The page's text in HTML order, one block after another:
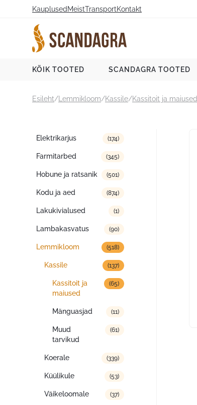
Kauplused MeistTransportKontakt
KÕIK TOOTED SCANDAGRA TOOTED
Esileht/ Lemmikloom/Kassile/Kassitoit ja maiused
Tootekategooriad
Elektrikarjus (174)
Farmitarbed (345)
Hobune ja ratsanik (501)
Kodu ja aed (874)
Lakukivialused (1)
Lambakasvatus (90)
Lemmikloom (518)
Kassile (137)
Kassitoit ja
maiused
(65)
Mänguasjad (11)
Muud
tarvikud
(61)
Koerale (339)
Küülikule (53)
Väikeloomale (37)